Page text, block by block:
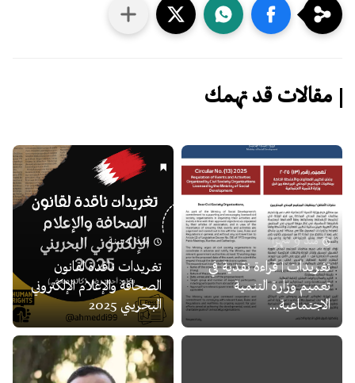
مقالات قد تهمك
منذ 9 شهرًا
تغريدات | قراءة نقدية في
تعميم وزارة التنمية
الاجتماعية...
منذ 1 سنة
تغريدات ناقدة لقانون
الصحافة والإعلام الإلكتروني
البحريني 2025